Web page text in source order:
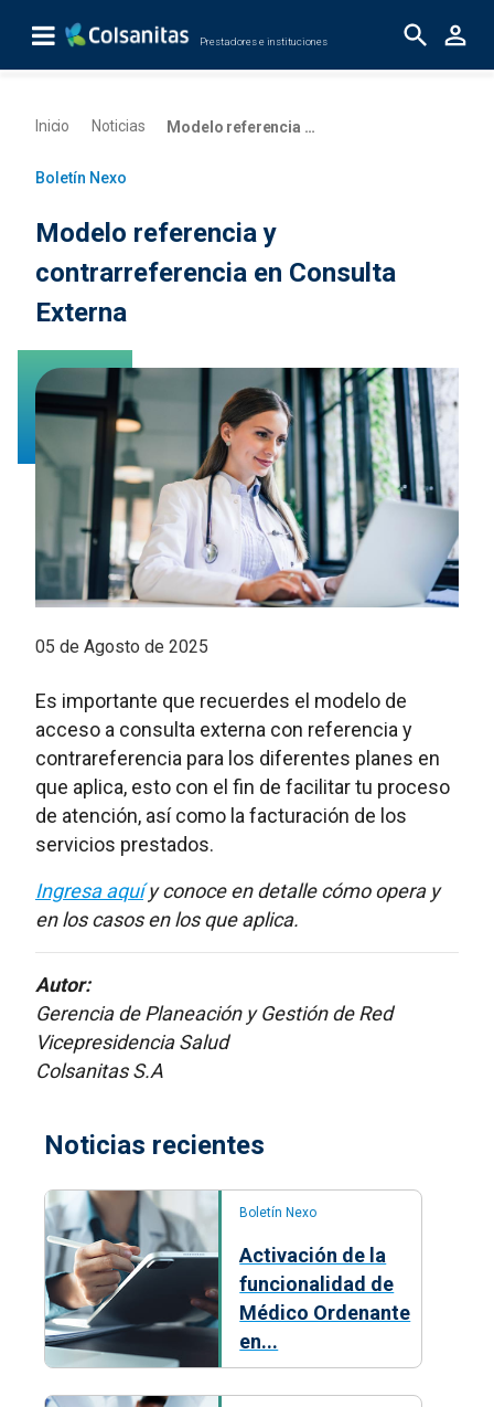
Saltar al contenido principal
Prestadores e instituciones
Inicio Noticias Modelo referencia y contr...
Boletín Nexo
Modelo referencia y
contrarreferencia en Consulta
Externa
05 de Agosto de 2025
Es importante que recuerdes el modelo de
acceso a consulta externa con referencia y
contrareferencia para los diferentes planes en
que aplica, esto con el fin de facilitar tu proceso
de atención, así como la facturación de los
servicios prestados.
Ingresa aquíy conoce en detalle cómo opera y
en los casos en los que aplica.
Autor:
Gerencia de Planeación y Gestión de Red
Vicepresidencia Salud
Colsanitas S.A
Noticias recientes
Boletín Nexo
Activación de la
funcionalidad de
Médico Ordenante
en...